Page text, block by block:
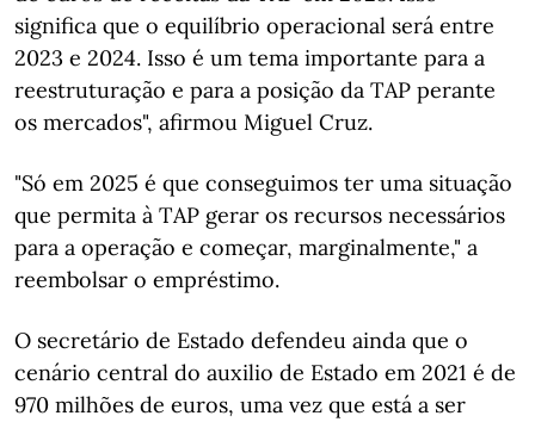
significa que o equilíbrio operacional será entre
2023 e 2024. Isso é um tema importante para a
reestruturação e para a posição da TAP perante
os mercados", afirmou Miguel Cruz.
"Só em 2025 é que conseguimos ter uma situação
que permita à TAP gerar os recursos necessários
para a operação e começar, marginalmente," a
reembolsar o empréstimo.
O secretário de Estado defendeu ainda que o
cenário central do auxilio de Estado em 2021 é de
970 milhões de euros, uma vez que está a ser